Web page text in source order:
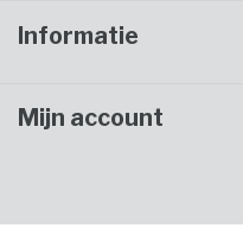
Informatie
Mijn account